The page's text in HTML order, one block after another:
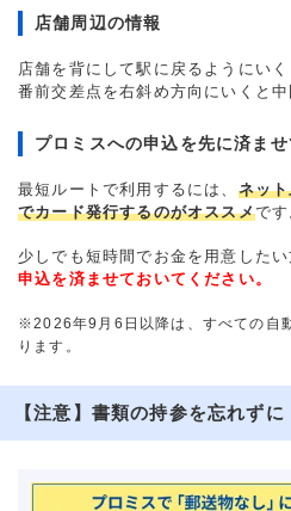
店舗周辺の情報
店舗を背にして駅に戻るようにい
番前交差点を右斜め方向にいくと中
プロミスへの申込を先に済ま
最短ルートで利用するには、 ネッ
でカード発行するのがオススメです
少しでも短時間でお金を用意したい
申込を済ませておいてください。
※2026年9月6日以降は、すべての自
ります。
【注意】書類の持参を忘れずに